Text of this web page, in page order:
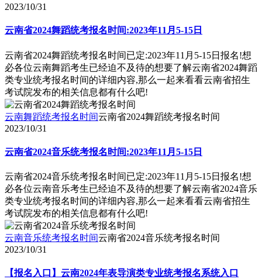
2023/10/31
云南省2024舞蹈统考报名时间:2023年11月5-15日
云南省2024舞蹈统考报名时间已定:2023年11月5-15日报名!想
必各位云南舞蹈考生已经迫不及待的想要了解云南省2024舞蹈
类专业统考报名时间的详细内容,那么一起来看看云南省招生
考试院发布的相关信息都有什么吧!
云南舞蹈统考报名时间云南省2024舞蹈统考报名时间
2023/10/31
云南省2024音乐统考报名时间:2023年11月5-15日
云南省2024音乐统考报名时间已定:2023年11月5-15日报名!想
必各位云南音乐考生已经迫不及待的想要了解云南省2024音乐
类专业统考报名时间的详细内容,那么一起来看看云南省招生
考试院发布的相关信息都有什么吧!
云南音乐统考报名时间云南省2024音乐统考报名时间
2023/10/31
【报名入口】云南2024年表导演类专业统考报名系统入口